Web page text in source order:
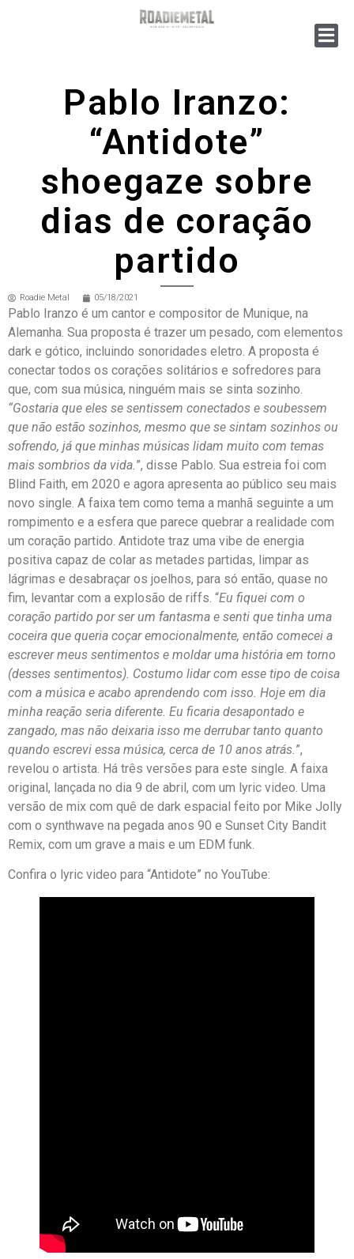
Pablo Iranzo:
“Antidote”
shoegaze sobre
dias de coração
partido
Roadie Metal 05/18/2021
Pablo Iranzo é um cantor e compositor de Munique, na
Alemanha. Sua proposta é trazer um pesado, com elementos
dark e gótico, incluindo sonoridades eletro. A proposta é
conectar todos os corações solitários e sofredores para
que, com sua música, ninguém mais se sinta sozinho.
“Gostaria que eles se sentissem conectados e soubessem
que não estão sozinhos, mesmo que se sintam sozinhos ou
sofrendo, já que minhas músicas lidam muito com temas
mais sombrios da vida.”, disse Pablo. Sua estreia foi com
Blind Faith, em 2020 e agora apresenta ao público seu mais
novo single. A faixa tem como tema a manhã seguinte a um
rompimento e a esfera que parece quebrar a realidade com
um coração partido. Antidote traz uma vibe de energia
positiva capaz de colar as metades partidas, limpar as
lágrimas e desabraçar os joelhos, para só então, quase no
fim, levantar com a explosão de riffs. “Eu fiquei com o
coração partido por ser um fantasma e senti que tinha uma
coceira que queria coçar emocionalmente, então comecei a
escrever meus sentimentos e moldar uma história em torno
(desses sentimentos). Costumo lidar com esse tipo de coisa
com a música e acabo aprendendo com isso. Hoje em dia
minha reação seria diferente. Eu ficaria desapontado e
zangado, mas não deixaria isso me derrubar tanto quanto
quando escrevi essa música, cerca de 10 anos atrás.”,
revelou o artista. Há três versões para este single. A faixa
original, lançada no dia 9 de abril, com um lyric video. Uma
versão de mix com quê de dark espacial feito por Mike Jolly
com o synthwave na pegada anos 90 e Sunset City Bandit
Remix, com um grave a mais e um EDM funk.
Confira o lyric video para “Antidote” no YouTube: